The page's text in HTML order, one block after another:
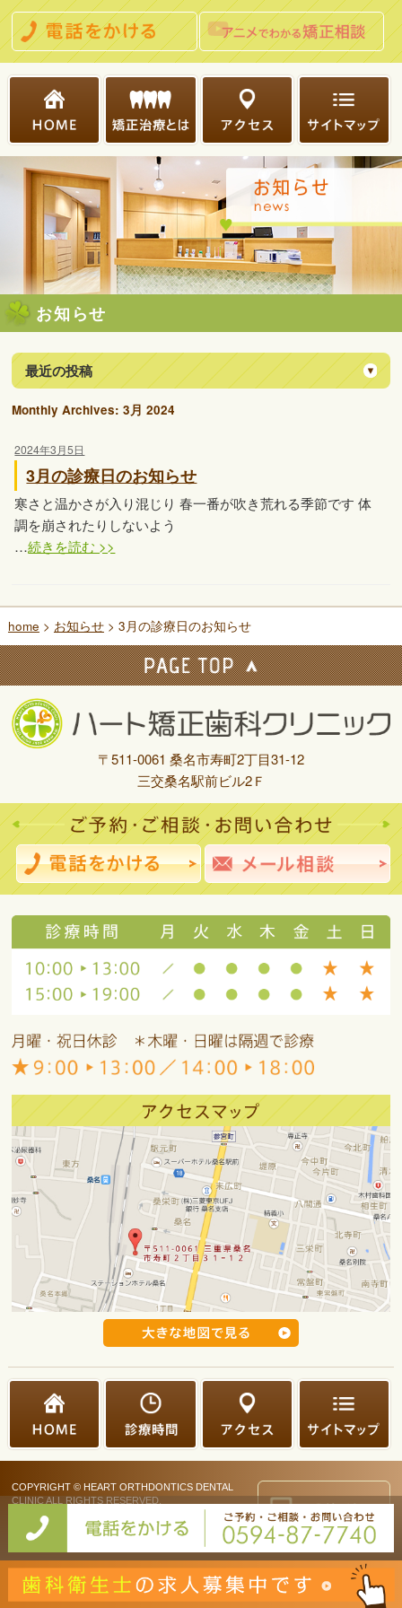
お知らせ
最近の投稿
Monthly Archives:3月 2024
2024年3月5日
3月の診療日のお知らせ
寒さと温かさが入り混じり 春一番が吹き荒れる季節です 体
調を崩されたりしないよう
…続きを読む >>
home > お知らせ> 3月の診療日のお知らせ
〒511-0061 桑名市寿町2丁目31-12
三交桑名駅前ビル2Ｆ
COPYRIGHT © HEART ORTHDONTICS DENTAL
CLINIC ALL RIGHTS RESERVED.